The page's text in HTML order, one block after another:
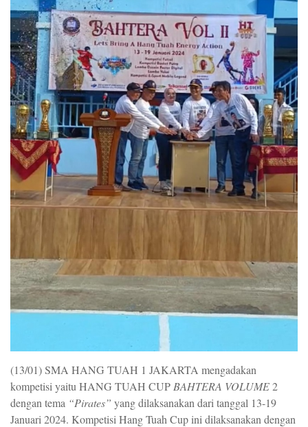
(13/01) SMA HANG TUAH 1 JAKARTA mengadakan
kompetisi yaitu HANG TUAH CUP BAHTERA VOLUME2
dengan tema “Pirates” yang dilaksanakan dari tanggal 13-19
Januari 2024. Kompetisi Hang Tuah Cup ini dilaksanakan dengan